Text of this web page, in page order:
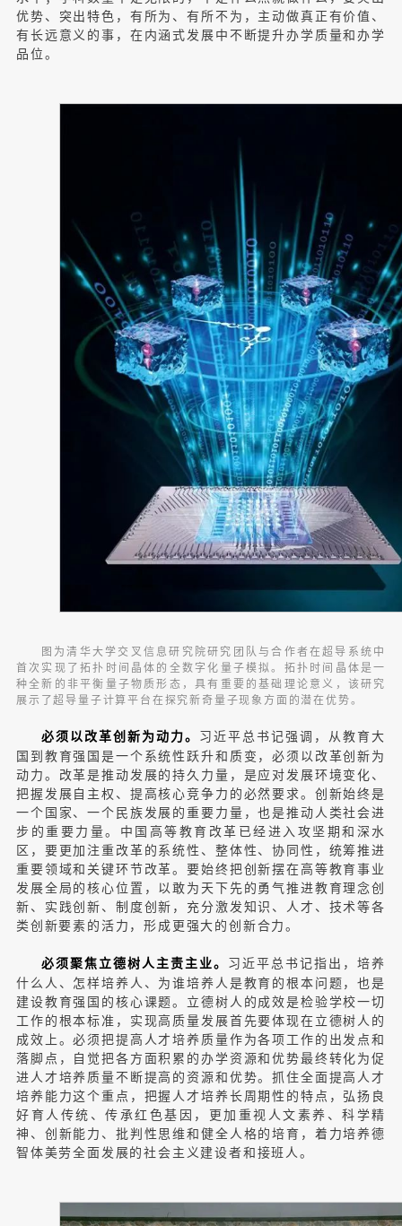
优势、突出特色，有所为、有所不为，主动做真正有价值、
有长远意义的事，在内涵式发展中不断提升办学质量和办学
品位。
图为清华大学交叉信息研究院研究团队与合作者在超导系统中
首次实现了拓扑时间晶体的全数字化量子模拟。拓扑时间晶体是一
种全新的非平衡量子物质形态，具有重要的基础理论意义，该研究
展示了超导量子计算平台在探究新奇量子现象方面的潜在优势。
必须以改革创新为动力。 习近平总书记强调，从教育大
国到教育强国是一个系统性跃升和质变，必须以改革创新为
动力。改革是推动发展的持久力量，是应对发展环境变化、
把握发展自主权、提高核心竞争力的必然要求。创新始终是
一个国家、一个民族发展的重要力量，也是推动人类社会进
步的重要力量。中国高等教育改革已经进入攻坚期和深水
区，要更加注重改革的系统性、整体性、协同性，统筹推进
重要领域和关键环节改革。要始终把创新摆在高等教育事业
发展全局的核心位置，以敢为天下先的勇气推进教育理念创
新、实践创新、制度创新，充分激发知识、人才、技术等各
类创新要素的活力，形成更强大的创新合力。
必须聚焦立德树人主责主业。 习近平总书记指出，培养
什么人、怎样培养人、为谁培养人是教育的根本问题，也是
建设教育强国的核心课题。立德树人的成效是检验学校一切
工作的根本标准，实现高质量发展首先要体现在立德树人的
成效上。必须把提高人才培养质量作为各项工作的出发点和
落脚点，自觉把各方面积累的办学资源和优势最终转化为促
进人才培养质量不断提高的资源和优势。抓住全面提高人才
培养能力这个重点，把握人才培养长周期性的特点，弘扬良
好育人传统、传承红色基因，更加重视人文素养、科学精
神、创新能力、批判性思维和健全人格的培育，着力培养德
智体美劳全面发展的社会主义建设者和接班人。